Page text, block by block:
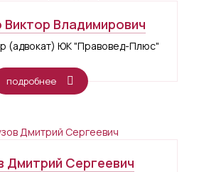
Виктор Владимирович
(адвокат) ЮК "Правовед-Плюс"
подробнее
Дмитрий Сергеевич